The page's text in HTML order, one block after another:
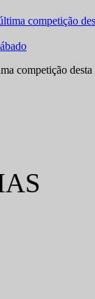
competição